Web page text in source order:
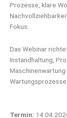
Prozesse, klare
Fokus.
Das Webinar
Instandhaltung,
Termin: